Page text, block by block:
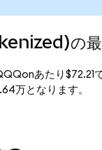
の最
あたり$72.21
万となります。